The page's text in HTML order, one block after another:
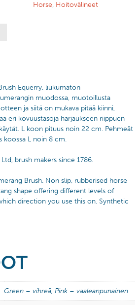
Horse, Hoitovälineet
Equerry, liukumaton
muodossa, muotoillusta
ja siitä on mukava pitää kiinni,
eri kovuustasoja harjaukseen riippuen
L koon pituus noin 22 cm. Pehmeät
koossa L noin 8 cm.
brush makers since 1786.
Brush. Non slip, rubberised horse
shape offering different levels of
direction you use this on. Synthetic
Green – vihreä, Pink – vaaleanpunainen